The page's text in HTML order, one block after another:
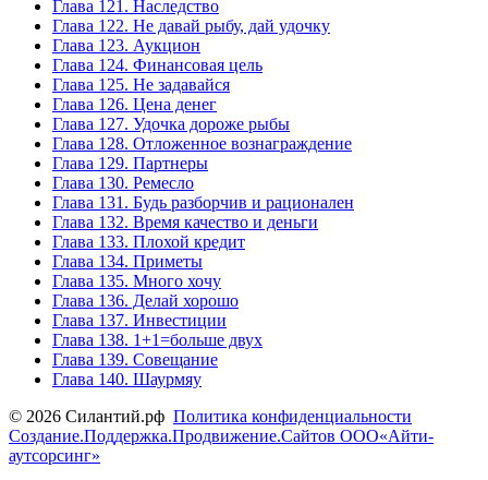
Глава 121. Наследство
Глава 122. Не давай рыбу, дай удочку
Глава 123. Аукцион
Глава 124. Финансовая цель
Глава 125. Не задавайся
Глава 126. Цена денег
Глава 127. Удочка дороже рыбы
Глава 128. Отложенное вознаграждение
Глава 129. Партнеры
Глава 130. Ремесло
Глава 131. Будь разборчив и рационален
Глава 132. Время качество и деньги
Глава 133. Плохой кредит
Глава 134. Приметы
Глава 135. Много хочу
Глава 136. Делай хорошо
Глава 137. Инвестиции
Глава 138. 1+1=больше двух
Глава 139. Совещание
Глава 140. Шаурмяу
© 2026 Силантий.рф Политика конфиденциальности
Создание.Поддержка.Продвижение.Сайтов ООО«Айти-
аутсорсинг»